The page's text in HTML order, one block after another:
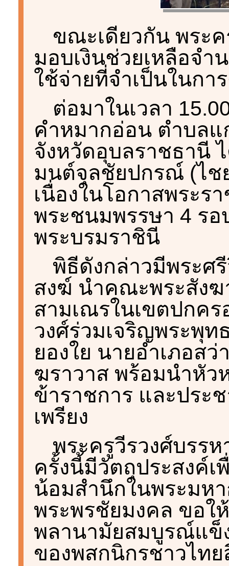
ขณะเดียวกัน พระ
มอบเงินช่วยเหลือจำ
ใช้จ่ายที่จำเป็นในกา
ต่อมาในเวลา
คำหมากอ่อน ตำบลแ
จังหวัดอุบลราชธานี
มนต์จุลชัยปกรณ์ (ไช
เนื่องในโอกาสพระร
พระชนมพรรษา 4 รอ
พระบรมราชินี
พิธีดังกล่าวมีพระศ
สงฆ์ นำคณะพระสังฆ
สามเณรในเขตปกคร
วงศ์ร่วมเจริญพระพุ
ยองใย นายอำเภอสว่
ฆราวาส พร้อมนำหัว
ข้าราชการ และประ
เพรียง
พระครูวีรวงศ์บรร
ครั้งนี้มีวัตถุประสงค์
น้อมสำนึกในพระมห
พระพรชัยมงคล ขอใ
พลานามัยสมบูรณ์แข็
ของพสกนิกรชาวไทย